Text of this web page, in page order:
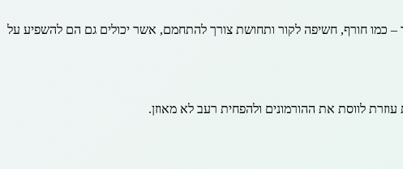
– כמו חורף, חשיפה לקור ותחושת צורך להתחמם, אשר יכולים גם הם להשפיע על
לווסת את ההורמונים ולהפחית רעב לא מאוזן.